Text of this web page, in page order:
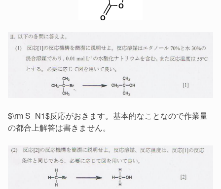
$\rm S_N1$反応がおきます。基本的なことなので作業量
の都合上解答は書きません。